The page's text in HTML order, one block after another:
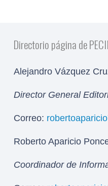
Directorio página de
Alejandro Vázquez
Director General
Correo:
Roberto Aparicio
Coordinador de